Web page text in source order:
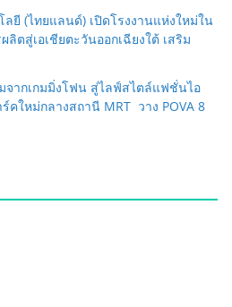
ลยี (ไทยแลนด์) เปิดโรงงานแห่งใหม่ใน
ตสู่เอเชียตะวันออกเฉียงใต้ เสริม
จากเกมมิ่งโฟน สู่ไลฟ์สไตล์แฟชั่นไอ
ใหม่กลางสถานี MRT วาง POVA 8